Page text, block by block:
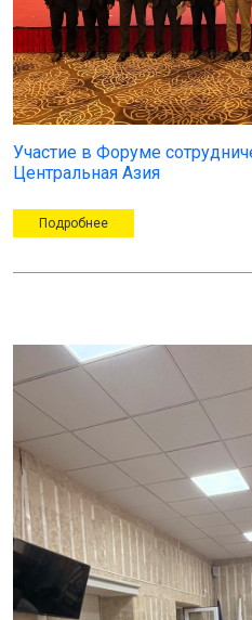
Участие в Форуме
Центральная Азия
Подробнее